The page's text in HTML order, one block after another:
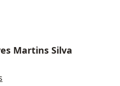
Martins Silva